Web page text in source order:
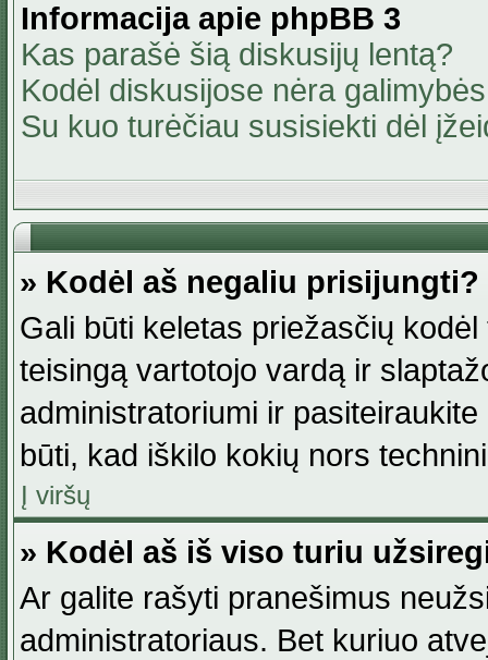
Informacija apie phpBB 3
Kas parašė šią diskusijų lentą?
Kodėl diskusijose nėra
Su kuo turėčiau susisiekti dėl
» Kodėl aš negaliu prisijungti?
Gali būti keletas priežasčių
teisingą vartotojo vardą ir
administratoriumi ir
būti, kad iškilo kokių nors
Į viršų
» Kodėl aš iš viso turiu
Ar galite rašyti pranešimus
administratoriaus. Bet kuriuo